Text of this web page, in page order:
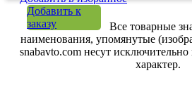
Добавить к
заказу
Все товарные
наименования, упомянутые
snabavto.com несут
характер.